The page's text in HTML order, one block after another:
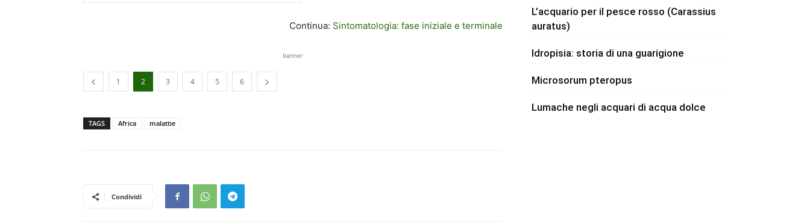
Continua: Sintomatologia: fase iniziale e terminale
banner
1 2 3 4 5 6
TAGS Africa malattie
Condividi
L’acquario per il pesce rosso (Carassius
auratus)
Idropisia: storia di una guarigione
Microsorum pteropus
Lumache negli acquari di acqua dolce